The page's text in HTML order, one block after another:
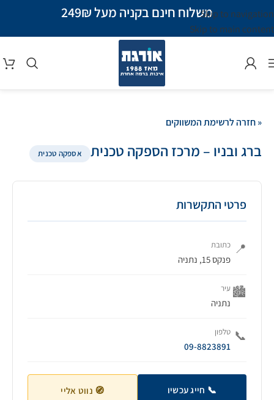
Skip to navigation
Skip to main content
משלוח חינם בקניה מעל 249₪
« חזרה לרשימת המשווקים
ברג ובניו – מרכז הספקה טכנית אספקה טכנית
פרטי התקשרות
📍 כתובת
פנקס 15, נתניה
🏙️ עיר
נתניה
📞 טלפון
09-8823891
📞 חייג עכשיו 🧭 נווט אליי